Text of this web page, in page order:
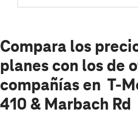
Compara los
planes con los de
compañías en T-
410 & Marbach Rd